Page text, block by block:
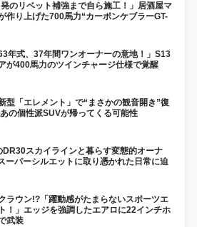
発のリベット補強まで自ら施工！」居酒屋マ
作り上げた700馬力“カーボンケブラーGT-
63年式、37年間ワンオーナーの意地！」S13
が400馬力のツインチャージ仕様で覚醒
型「エレメント」で“まさかの観音開き”復
の個性派SUVが帰ってくる可能性
DR30スカイラインと暮らす変態的オーナ
ーパーシルエットに取り憑かれた日常に迫
ラウン!?「躍動感がたまらないスポーツエ
！」エッジを強調したエアロに22インチホ
武装